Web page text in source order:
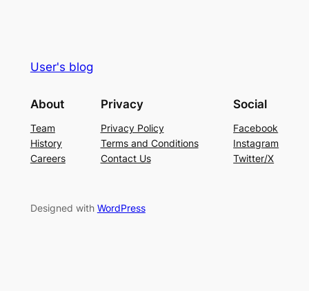
User's blog
About
Team
History
Careers
Privacy
Privacy Policy
Terms and Conditions
Contact Us
Social
Facebook
Instagram
Twitter/X
Designed with WordPress